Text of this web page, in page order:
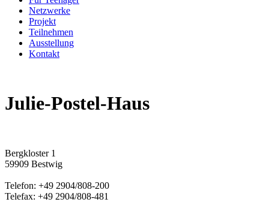
Netzwerke
Projekt
Teilnehmen
Ausstellung
Kontakt
Julie-Postel-Haus
Bergkloster 1
59909 Bestwig
Telefon: +49 2904/808-200
Telefax: +49 2904/808-481